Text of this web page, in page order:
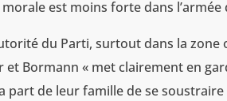
est moins forte dans l’armée
du Parti, surtout dans la zone
et Bormann « met clairement en
part de leur famille de se